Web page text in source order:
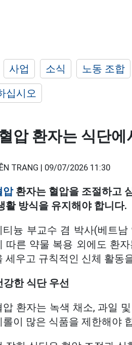
사업 소식 노동 조합
십시오
압 환자는 식단
TRANG | 09/07/2026 11:30
압환자는 혈압을 조절하고
활 방식을 유지해야 합니다.
티늉 부교수 겸 박사(베트
따른 약물 복용 외에도 환
세우고 규칙적인 신체 활동
강한 식단 우선
압 환자는 녹색 채소, 과일
롤이 많은 식품을 제한해야